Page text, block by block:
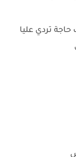
تردي عليا